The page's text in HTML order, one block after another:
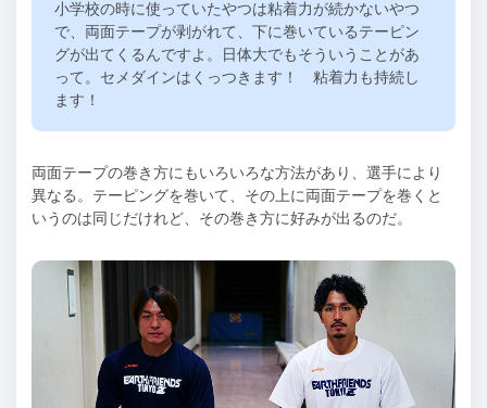
小学校の時に使っていたやつは粘着力が続かないやつ
で、両面テープが剥がれて、下に巻いているテーピン
グが出てくるんですよ。日体大でもそういうことがあ
って。セメダインはくっつきます！ 粘着力も持続し
ます！
両面テープの巻き方にもいろいろな方法があり、選手により
異なる。テーピングを巻いて、その上に両面テープを巻くと
いうのは同じだけれど、その巻き方に好みが出るのだ。